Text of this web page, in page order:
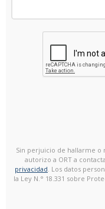
Sin perjuicio de hallarme o
autorizo a ORT a
privacidad. Los datos
la Ley N.° 18.331 sobre